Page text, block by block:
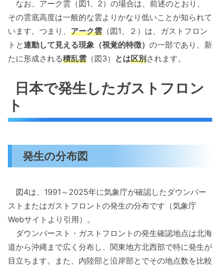
なお、アーク雲（図1、2）の場合は、前述のとおり、
その雲底高度は一般的な雲よりかなり低いことが知られて
います。つまり、 アーク雲 （図1、２）は、ガストフロン
トと連動して見える現象（視覚的特徴） の一部であり、新
たに形成される積乱雲 （図3） とは区別されます。
日本で発生したガストフロン
ト
発生の分布図
図4は、1991～2025年に気象庁が確認したダウンバー
ストまたはガストフロントの発生の分布です（気象庁
Webサイトより引用）。
ダウンバースト・ガストフロントの発生確認地点は北海
道から沖縄まで広く分布し、関東地方北西部で特に発生が
目立ちます。また、内陸部と沿岸部とでその地点数を比較